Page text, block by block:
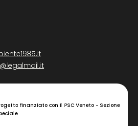
finanziato con il PSC Veneto - Sezione